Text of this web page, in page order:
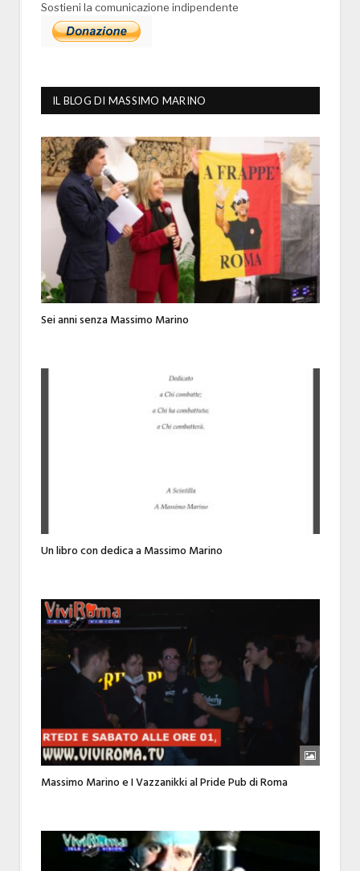
Sostieni la comunicazione indipendente
IL BLOG DI MASSIMO MARINO
Sei anni senza Massimo Marino
Un libro con dedica a Massimo Marino
Massimo Marino e I Vazzanikki al Pride Pub di Roma